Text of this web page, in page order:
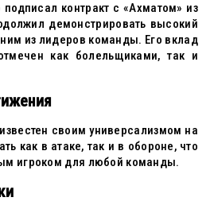
контракт с «Ахматом» из
демонстрировать высокий
из лидеров команды. Его вклад
как болельщиками, так и
своим универсализмом на
как в атаке, так и в обороне, что
игроком для любой команды.